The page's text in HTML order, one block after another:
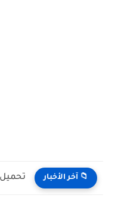
📁 آخر الأخبار